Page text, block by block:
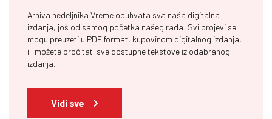
Arhiva nedeljnika Vreme obuhvata sva naša digitalna
izdanja, još od samog početka našeg rada. Svi brojevi se
mogu preuzeti u PDF format, kupovinom digitalnog izdanja,
ili možete pročitati sve dostupne tekstove iz odabranog
izdanja.
Vidi sve